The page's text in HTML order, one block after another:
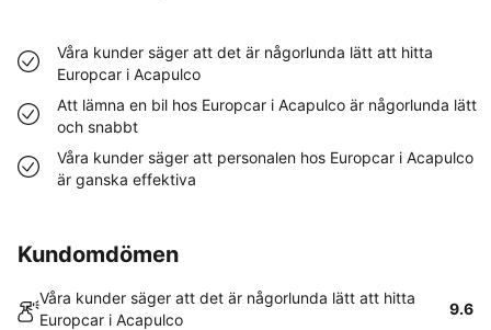
Våra kunder säger att det är någorlunda lätt att hitta
Europcar i Acapulco
Att lämna en bil hos Europcar i Acapulco är någorlunda lätt
och snabbt
Våra kunder säger att personalen hos Europcar i Acapulco
är ganska effektiva
Kundomdömen
Våra kunder säger att det är någorlunda lätt att hitta
Europcar i Acapulco
9.6